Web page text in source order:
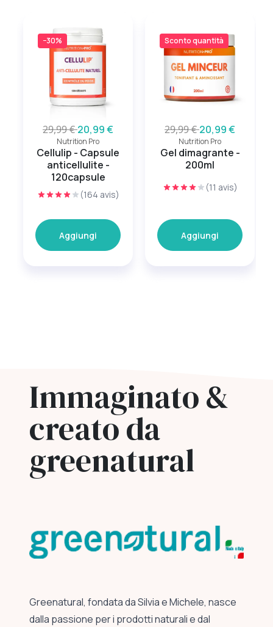
−30%
29,99 €20,99 €
Nutrition Pro
Cellulip - Capsule
anticellulite -
120capsule
(164 avis)
Aggiungi
Sconto quantità
29,99 €20,99 €
Nutrition Pro
Gel dimagrante -
200ml
(11 avis)
Aggiungi
Immaginato &
creato da
greenatural
Greenatural, fondata da Silvia e Michele, nasce
dalla passione per i prodotti naturali e dal